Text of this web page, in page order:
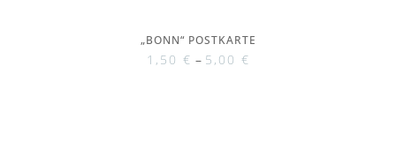
„BONN“ POSTKARTE
1,50 € – 5,00 €